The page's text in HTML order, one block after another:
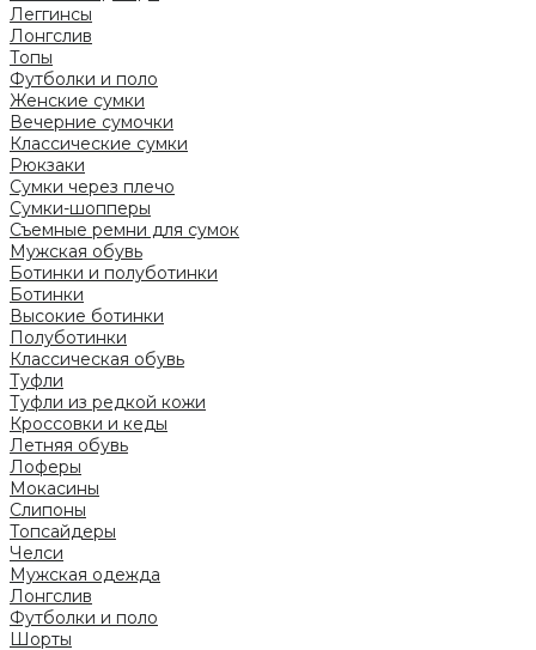
Леггинсы
Лонгслив
Топы
Футболки и поло
Женские сумки
Вечерние сумочки
Классические сумки
Рюкзаки
Сумки через плечо
Сумки-шопперы
Съемные ремни для сумок
Мужская обувь
Ботинки и полуботинки
Ботинки
Высокие ботинки
Полуботинки
Классическая обувь
Туфли
Туфли из редкой кожи
Кроссовки и кеды
Летняя обувь
Лоферы
Мокасины
Слипоны
Топсайдеры
Челси
Мужская одежда
Лонгслив
Футболки и поло
Шорты